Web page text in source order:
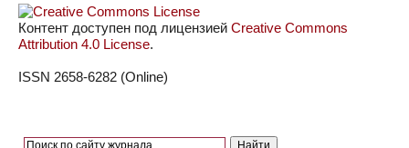
Контент доступен под лицензией Creative Commons
Attribution 4.0 License.
ISSN 2658-6282 (Online)